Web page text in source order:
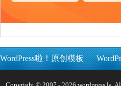
WordPress啦！原创模板